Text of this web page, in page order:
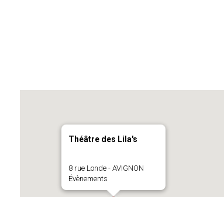
Théâtre des Lila's
8 rue Londe - AVIGNON
Évènements